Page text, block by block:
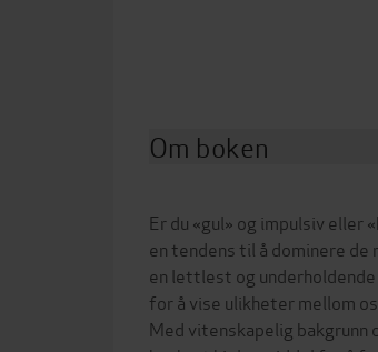
Om boken
Er du «gul» og impulsiv eller
en tendens til å dominere de
en lettlest og
for å vise ulikheter mellom
Med vitenskapelig bakgrunn